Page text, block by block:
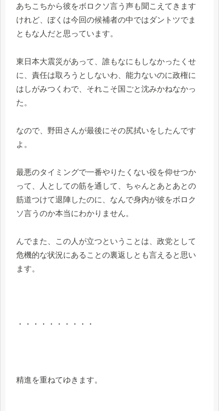
あちこちから彼をボロクソ言う声も聞こえてきます
けれど、ぼくは今回の候補者の中ではダントツでま
ともな人だと思っています。
東日本大震災があって、誰もなにもしなかったくせ
に、責任は取ろうとしないわ、能力ないのに政権に
はしがみつくわで、それこそ国ごと沈みかねなかっ
た。
なので、野田さんが最後にその尻拭いをしたんです
よ。
最悪のタイミングで一番やりたくない役を仰せつか
って、人としての筋を通して、ちゃんとあとあとの
筋道つけて退陣したのに、なんで身内が彼をボロク
ソ言うのか本当にわかりません。
んでまた、この人が立つということは、政党として
危機的な状況にあることの裏返しとも言えると思い
ます。
・・・・・・・・・・
精進を重ねてゆきます。